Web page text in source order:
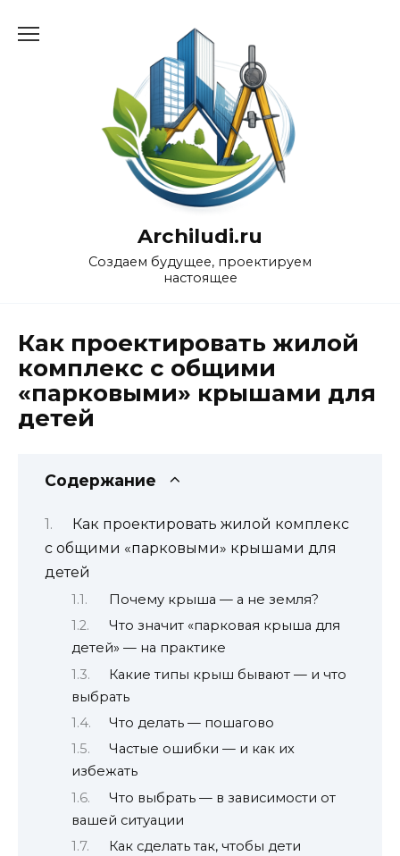
Archiludi.ru
Создаем будущее, проектируем
настоящее
Как проектировать жилой
комплекс с общими
«парковыми» крышами для
детей
Содержание
Как проектировать жилой комплекс
с общими «парковыми» крышами для
детей
Почему крыша — а не земля?
Что значит «парковая крыша для
детей» — на практике
Какие типы крыш бывают — и что
выбрать
Что делать — пошагово
Частые ошибки — и как их
избежать
Что выбрать — в зависимости от
вашей ситуации
Как сделать так, чтобы дети